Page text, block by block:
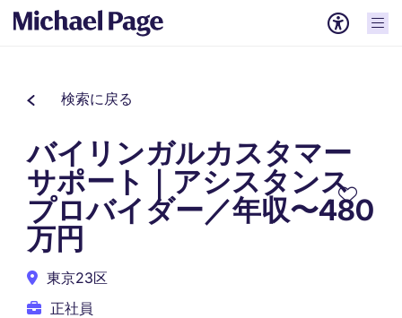
検索に戻る
バイリンガルカスタマー
サポート｜アシスタンス
プロバイダー／年収〜480
万円
東京23区
正社員